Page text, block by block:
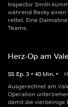
Inspector Smith
während Becky
rettet. Eine
Teams.
Herz-Op am
S5 Ep.3 • 40 Min. •
Ausgerechnet am
Operation
damit die vierbeinige